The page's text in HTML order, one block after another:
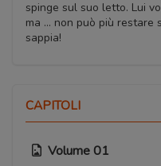
spinge sul suo letto. Lui
ma … non può più restare
sappia!
CAPITOLI
Volume 01